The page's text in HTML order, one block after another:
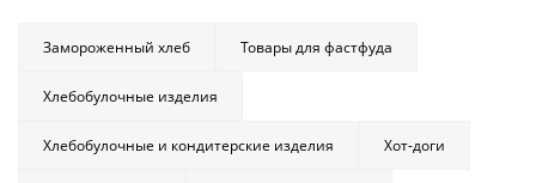
Замороженный хлеб Товары для фастфуда
Хлебобулочные изделия
Хлебобулочные и кондитерские изделия Хот-доги